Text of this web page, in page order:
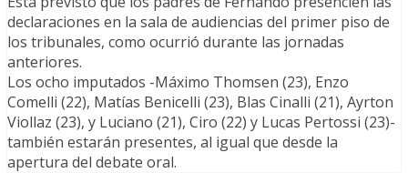
declaraciones en la sala de audiencias del primer piso de
los tribunales, como ocurrió durante las jornadas
anteriores.
Los ocho imputados -Máximo Thomsen (23), Enzo
Comelli (22), Matías Benicelli (23), Blas Cinalli (21), Ayrton
Viollaz (23), y Luciano (21), Ciro (22) y Lucas Pertossi (23)-
también estarán presentes, al igual que desde la
apertura del debate oral.